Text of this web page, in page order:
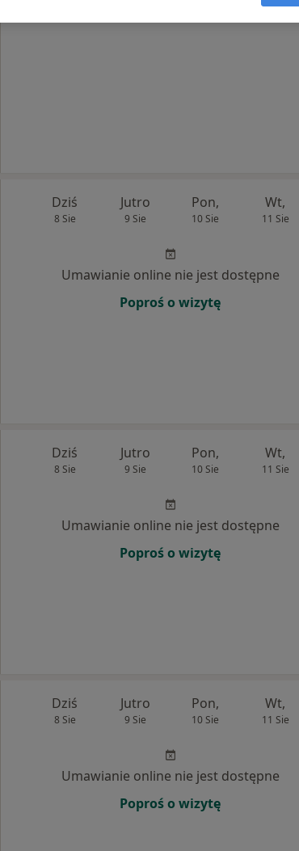
Dziś
8 Sie
Jutro
9 Sie
Pon,
10 Sie
Wt,
11 Sie
Umawianie online nie jest dostępne
Poproś o wizytę
Dziś
8 Sie
Jutro
9 Sie
Pon,
10 Sie
Wt,
11 Sie
Umawianie online nie jest dostępne
Poproś o wizytę
Dziś
8 Sie
Jutro
9 Sie
Pon,
10 Sie
Wt,
11 Sie
Umawianie online nie jest dostępne
Poproś o wizytę